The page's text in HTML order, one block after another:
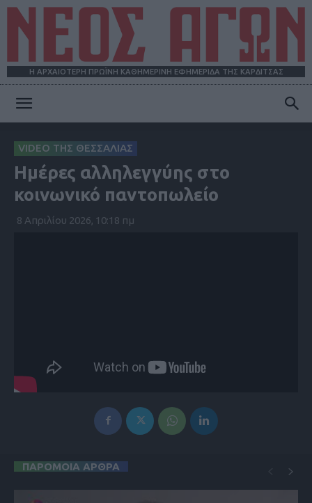
Η ΑΡΧΑΙΟΤΕΡΗ ΠΡΩΪΝΗ ΚΑΘΗΜΕΡΙΝΗ ΕΦΗΜΕΡΙΔΑ ΤΗΣ ΚΑΡΔΙΤΣΑΣ
ΑΓΩΝ
VIDEO ΤΗΣ ΘΕΣΣΑΛΙΑΣ
Ημέρες αλληλεγγύης στο
κοινωνικό παντοπωλείο
8 Απριλίου 2026, 10:18 πμ
ΠΑΡΟΜΟΙΑ ΑΡΘΡΑ